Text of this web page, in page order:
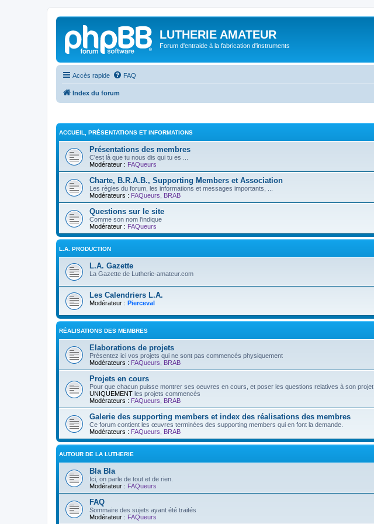
LUTHERIE AMATEUR
Forum d'entraide à la fabrication d'instruments
Accès rapide FAQ
Index du forum
ACCUEIL, PRÉSENTATIONS ET INFORMATIONS
Présentations des membres
C'est là que tu nous dis qui tu es ...
Modérateur : FAQueurs
Charte, B.R.A.B., Supporting Members et Association
Les règles du forum, les informations et messages importants, ...
Modérateurs : FAQueurs BRAB
Questions sur le site
Comme son nom l'indique
Modérateur : FAQueurs
L.A. PRODUCTION
L.A. Gazette
La Gazette de Lutherie-amateur.com
Les Calendriers L.A.
Modérateur : Pierceval
RÉALISATIONS DES MEMBRES
Elaborations de projets
Présentez ici vos projets qui ne sont pas commencés physiquement
Modérateurs : FAQueurs BRAB
Projets en cours
Pour que chacun puisse montrer ses oeuvres en cours, et poser les questions relatives à son projet.
UNIQUEMENT les projets commencés
Modérateurs : FAQueurs BRAB
Galerie des supporting members et index des réalisations des membres
Ce forum contient les œuvres terminées des supporting members qui en font la demande.
Modérateurs : FAQueurs BRAB
AUTOUR DE LA LUTHERIE
Bla Bla
Ici, on parle de tout et de rien.
Modérateur : FAQueurs
FAQ
Sommaire des sujets ayant été traités
Modérateur : FAQueurs